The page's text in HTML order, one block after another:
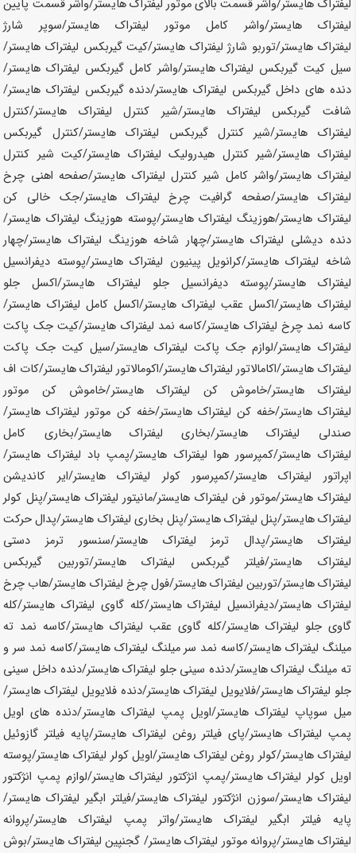
لیفتراک هایستر/واشر قسمت بالای موتور لیفتراکهایستر/واشر قسمت پایین
لیفتراک هایستر/واشر کامل موتور لیفتراکهایستر/سوپر شارژ
لیفتراک هایستر/توربو شارژ لیفتراک هایستر/کیت گیربکس لیفتراکهایستر/
سیل کیت گیربکس لیفتراکهایستر/واشر کامل گیربکس لیفتراکهایستر/
دنده های داخل گیربکس لیفتراکهایستر/دنده گیربکس لیفتراکهایستر/
شافت گیربکس لیفتراک هایستر/شیر کنترل لیفتراک هایستر/کنترل
لیفتراک هایستر/شیر کنترل گیربکس لیفتراکهایستر/کنترل گیربکس
لیفتراک هایستر/شیر کنترل هیدرولیک لیفتراک هایستر/کیت شیر کنترل
لیفتراک هایستر/واشر کامل شیر کنترل لیفتراک هایستر/صفحه اهنی چرخ
لیفتراک هایستر/صفحه گرافیت چرخ لیفتراک هایستر/جک خالی کن
لیفتراک هایستر/هوزینگ لیفتراک هایستر/پوسته هوزینگ لیفتراک هایستر/
دنده دیشلی لیفتراکهایستر/چهار شاخه هوزینگ لیفتراکهایستر/چهار
شاخه لیفتراکهایستر/کرانویل پینیون لیفتراکهایستر/پوسته دیفرانسیل
لیفتراک هایستر/پوسته دیفرانسیل جلو لیفتراک هایستر/اکسل جلو
لیفتراک هایستر/اکسل عقب لیفتراکهایستر/اکسل کامل لیفتراک هایستر/
کاسه نمد چرخ لیفتراک هایستر/کاسه نمد لیفتراک هایستر/کیت جک پاکت
لیفتراک هایستر/لوازم جک پاکت لیفتراکهایستر/سیل کیت جک پاکت
لیفتراک هایستر/اکامالاتور لیفتراکهایستر/اکومالاتور لیفتراکهایستر/کات اف
لیفتراک هایستر/خاموش کن لیفتراکهایستر/خاموش کن موتور
لیفتراک هایستر/خفه کن لیفتراک هایستر/خفه کن موتور لیفتراکهایستر/
صندلی لیفتراکهایستر/بخاری لیفتراک هایستر/بخاری کامل
لیفتراک هایستر/کمپرسور هوا لیفتراک هایستر/پمپ باد لیفتراک هایستر/
اپراتور لیفتراکهایستر/کمپرسور کولر لیفتراکهایستر/ایر کاندیشن
لیفتراک هایستر/موتور فن لیفتراک هایستر/مانیتور لیفتراک هایستر/پنل کولر
لیفتراکهایستر/پنل لیفتراکهایستر/پنل بخاری لیفتراک هایستر/پدال حرکت
لیفتراک هایستر/پدال ترمز لیفتراک هایستر/سنسور ترمز دستی
لیفتراک هایستر/فیلتر گیربکس لیفتراکهایستر/توربین گیربکس
لیفتراکهایستر/توربین لیفتراکهایستر/فول چرخ لیفتراک هایستر/هاب چرخ
لیفتراک هایستر/دیفرانسیل لیفتراکهایستر/کله گاوی لیفتراکهایستر/کله
گاوی جلو لیفتراک هایستر/کله گاوی عقب لیفتراکهایستر/کاسه نمد ته
میلنگ لیفتراک هایستر/کاسه نمد سر میلنگ لیفتراک هایستر/کاسه نمد سر و
ته میلنگ لیفتراکهایستر/دنده سینی جلو لیفتراکهایستر/دنده داخل سینی
جلو لیفتراک هایستر/فلایویل لیفتراک هایستر/دنده فلایویل لیفتراکهایستر/
میل سوپاپ لیفتراک هایستر/اویل پمپ لیفتراک هایستر/دنده های اویل
پمپ لیفتراک هایستر/پای فیلتر روغن لیفتراک هایستر/پایه فیلتر گازوئیل
لیفتراک هایستر/کولر روغن لیفتراک هایستر/اویل کولر لیفتراکهایستر/پوسته
اویل کولر لیفتراکهایستر/پمپ انژکتور لیفتراکهایستر/لوازم پمپ انژکتور
لیفتراک هایستر/سوزن انژکتور لیفتراک هایستر/فیلتر ابگیر لیفتراکهایستر/
پایه فیلتر ابگیر لیفتراک هایستر/واتر پمپ لیفتراکهایستر/پروانه
لیفتراک هایستر/پروانه موتور لیفتراکهایستر/ گجنپین لیفتراک هایستر/بوش